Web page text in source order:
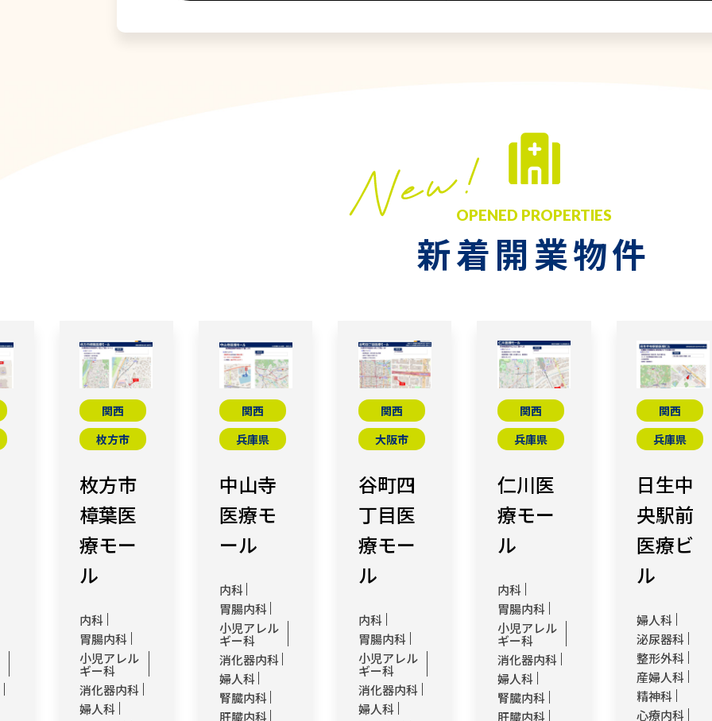
OPENED PROPERTIES
新着開業物件
関西
枚方市
枚方市
樟葉医
療モー
ル
内科
胃腸内科
小児アレル
ギー科
消化器内科
婦人科
関西
兵庫県
中山寺
医療モ
ール
内科
胃腸内科
小児アレル
ギー科
消化器内科
婦人科
腎臓内科
肝臓内科
関西
大阪市
谷町四
丁目医
療モー
ル
内科
胃腸内科
小児アレル
ギー科
消化器内科
婦人科
関西
兵庫県
仁川医
療モー
ル
内科
胃腸内科
小児アレル
ギー科
消化器内科
婦人科
腎臓内科
肝臓内科
関西
兵庫県
日生中
央駅前
医療ビ
ル
婦人科
泌尿器科
整形外科
産婦人科
精神科
心療内科